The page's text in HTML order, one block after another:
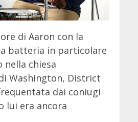
di Aaron con la
batteria in particolare
nella chiesa
Washington, District
dai coniugi
lui era ancora